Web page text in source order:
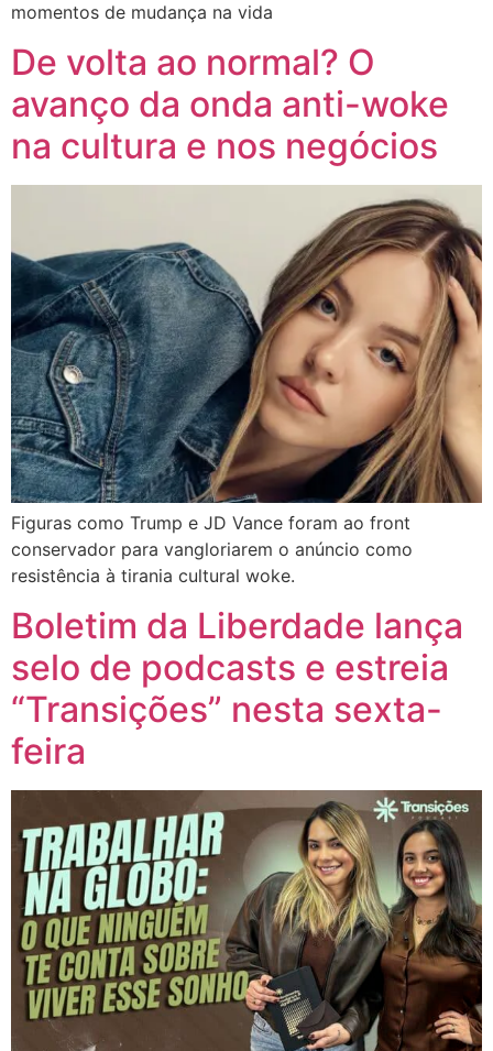
momentos de mudança na vida
De volta ao normal? O
avanço da onda anti-woke
na cultura e nos negócios
Figuras como Trump e JD Vance foram ao front
conservador para vangloriarem o anúncio como
resistência à tirania cultural woke.
Boletim da Liberdade lança
selo de podcasts e estreia
“Transições” nesta sexta-
feira